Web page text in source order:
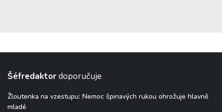
Šéfredaktordoporučuje
Žloutenka na vzestupu: Nemoc špinavých rukou ohrožuje hlavně
mladé